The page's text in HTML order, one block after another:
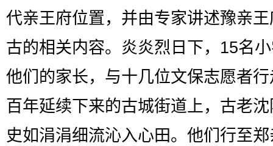
代亲王府位置，并由专家讲述豫亲
古的相关内容。炎炎烈日下，15名
他们的家长，与十几位文保志愿者
百年延续下来的古城街道上，古老
史如涓涓细流沁入心田。他们行至